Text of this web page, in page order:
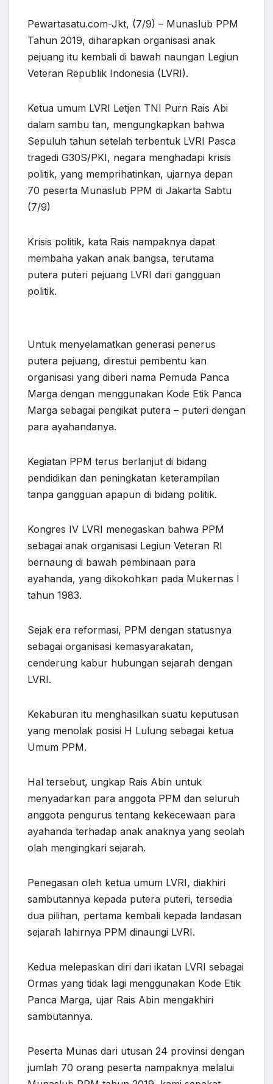
Pewartasatu.com-Jkt, (7/9) – Munaslub PPM
Tahun 2019, diharapkan organisasi anak
pejuang itu kembali di bawah naungan Legiun
Veteran Republik Indonesia (LVRI).
Ketua umum LVRI Letjen TNI Purn Rais Abi
dalam sambu tan, mengungkapkan bahwa
Sepuluh tahun setelah terbentuk LVRI Pasca
tragedi G30S/PKI, negara menghadapi krisis
politik, yang memprihatinkan, ujarnya depan
70 peserta Munaslub PPM di Jakarta Sabtu
(7/9)
Krisis politik, kata Rais nampaknya dapat
membaha yakan anak bangsa, terutama
putera puteri pejuang LVRI dari gangguan
politik.
Untuk menyelamatkan generasi penerus
putera pejuang, direstui pembentu kan
organisasi yang diberi nama Pemuda Panca
Marga dengan menggunakan Kode Etik Panca
Marga sebagai pengikat putera – puteri dengan
para ayahandanya.
Kegiatan PPM terus berlanjut di bidang
pendidikan dan peningkatan keterampilan
tanpa gangguan apapun di bidang politik.
Kongres IV LVRI menegaskan bahwa PPM
sebagai anak organisasi Legiun Veteran RI
bernaung di bawah pembinaan para
ayahanda, yang dikokohkan pada Mukernas I
tahun 1983.
Sejak era reformasi, PPM dengan statusnya
sebagai organisasi kemasyarakatan,
cenderung kabur hubungan sejarah dengan
LVRI.
Kekaburan itu menghasilkan suatu keputusan
yang menolak posisi H Lulung sebagai ketua
Umum PPM.
Hal tersebut, ungkap Rais Abin untuk
menyadarkan para anggota PPM dan seluruh
anggota pengurus tentang kekecewaan para
ayahanda terhadap anak anaknya yang seolah
olah mengingkari sejarah.
Penegasan oleh ketua umum LVRI, diakhiri
sambutannya kepada putera puteri, tersedia
dua pilihan, pertama kembali kepada landasan
sejarah lahirnya PPM dinaungi LVRI.
Kedua melepaskan diri dari ikatan LVRI sebagai
Ormas yang tidak lagi menggunakan Kode Etik
Panca Marga, ujar Rais Abin mengakhiri
sambutannya.
Peserta Munas dari utusan 24 provinsi dengan
jumlah 70 orang peserta nampaknya melalui